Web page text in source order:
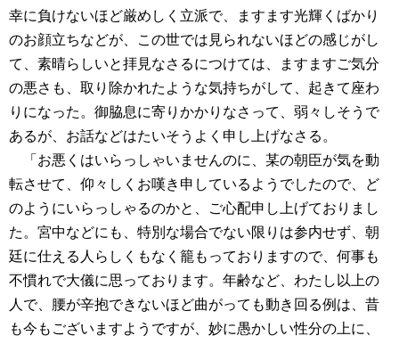
幸に負けないほど厳めしく立派で、ますます光輝くばかり
のお顔立ちなどが、この世では見られないほどの感じがし
て、素晴らしいと拝見なさるにつけては、ますますご気分
の悪さも、取り除かれたような気持ちがして、起きて座わ
りになった。御脇息に寄りかかりなさって、弱々しそうで
あるが、お話などはたいそうよく申し上げなさる。
「お悪くはいらっしゃいませんのに、某の朝臣が気を動
転させて、仰々しくお嘆き申しているようでしたので、ど
のようにいらっしゃるのかと、ご心配申し上げておりまし
た。宮中などにも、特別な場合でない限りは参内せず、朝
廷に仕える人らしくもなく籠もっておりますので、何事も
不慣れで大儀に思っております。年齢など、わたし以上の
人で、腰が辛抱できないほど曲がっても動き回る例は、昔
も今もございますようですが、妙に愚かしい性分の上に、